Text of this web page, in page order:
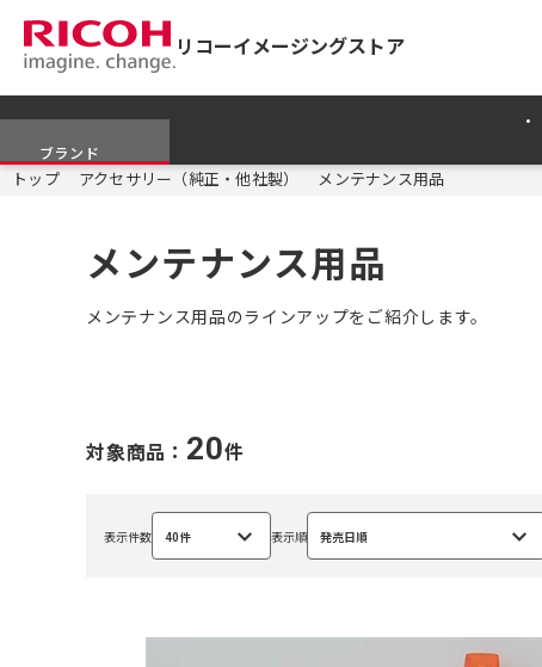
リコーイメージングストア
ブランド
トップ アクセサリー（純正・他社製） メンテナンス用品
メンテナンス用品
メンテナンス用品のラインアップをご紹介します。
対象商品： 20件
表示件数 40件
選
択
表示順 発売日順
選
択